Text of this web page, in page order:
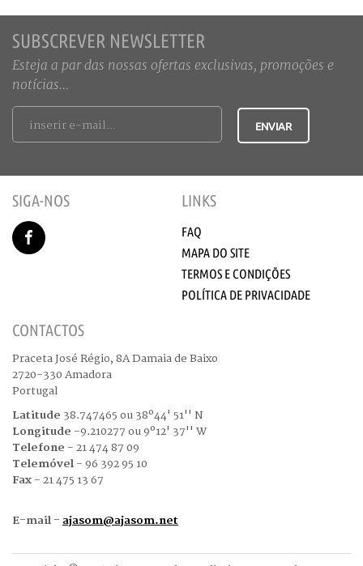
SUBSCREVER NEWSLETTER
Esteja a par das nossas ofertas exclusivas, promoções e
notícias...
SIGA-NOS LINKS
FAQ
MAPA DO SITE
TERMOS E CONDIÇÕES
POLÍTICA DE PRIVACIDADE
CONTACTOS
Praceta José Régio, 8A Damaia de Baixo
2720-330 Amadora
Portugal
Latitude 38.747465 ou 38º44' 51'' N
Longitude -9.210277 ou 9º12' 37'' W
Telefone - 21 474 87 09
Telemóvel - 96 392 95 10
Fax - 21 475 13 67
E-mail - ajasom@ajasom.net